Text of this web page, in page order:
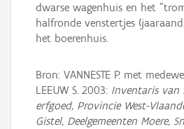
dwarse wagenhuis en het
halfronde venstertjes
het boerenhuis.
Bron: VANNESTE P. met
LEEUW S. 2003: Inventaris
erfgoed, Provincie West-
Gistel, Deelgemeenten Moere,